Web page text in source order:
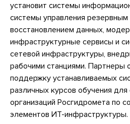
установит системы
системы управления резервным
восстановлением данных,
инфраструктурные сервисы и
сетевой инфраструктуры,
рабочими станциями. Партнеры
поддержку устанавливаемых
различных курсов обучения для
организаций Росгидромета по
элементов ИТ-инфраструктуры.